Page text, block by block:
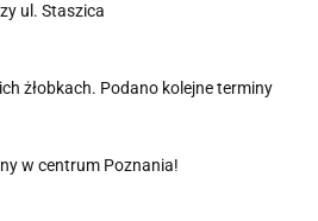
ul. Staszica
żłobkach. Podano kolejne terminy
w centrum Poznania!